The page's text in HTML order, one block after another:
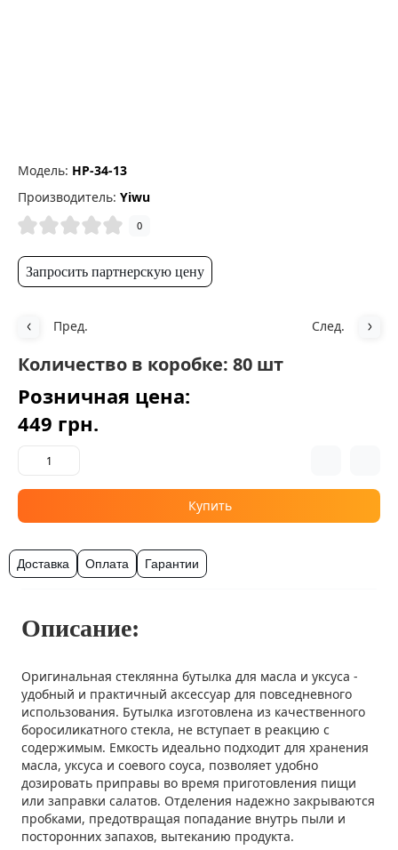
Модель: HP-34-13
Производитель: Yiwu
0
Запросить партнерскую цену
Пред. След.
Количество в коробке: 80 шт
Розничная цена:
449 грн.
Купить
Доставка Оплата Гарантии
Описание:
Оригинальная стеклянна бутылка для масла и уксуса -
удобный и практичный аксессуар для повседневного
использования. Бутылка изготовлена из качественного
боросиликатного стекла, не вступает в реакцию с
содержимым. Емкость идеально подходит для хранения
масла, уксуса и соевого соуса, позволяет удобно
дозировать приправы во время приготовления пищи
или заправки салатов. Отделения надежно закрываются
пробками, предотвращая попадание внутрь пыли и
посторонних запахов, вытеканию продукта.